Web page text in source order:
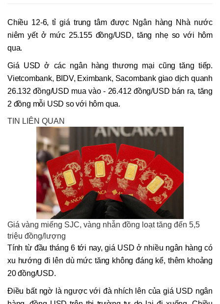
Chiều 12-6, tỉ giá trung tâm được Ngân hàng Nhà nước
niêm yết ở mức 25.155 đồng/USD, tăng nhẹ so với hôm
qua.
Giá USD ở các ngân hàng thương mại cũng tăng tiếp.
Vietcombank, BIDV, Eximbank, Sacombank giao dịch quanh
26.132 đồng/USD mua vào - 26.412 đồng/USD bán ra, tăng
2 đồng mỗi USD so với hôm qua.
TIN LIÊN QUAN
Giá vàng miếng SJC, vàng nhẫn đồng loạt tăng đến 5,5
triệu đồng/lượng
Tính từ đầu tháng 6 tới nay, giá USD ở nhiều ngân hàng có
xu hướng đi lên dù mức tăng không đáng kể, thêm khoảng
20 đồng/USD.
Điều bất ngờ là ngược với đà nhích lên của giá USD ngân